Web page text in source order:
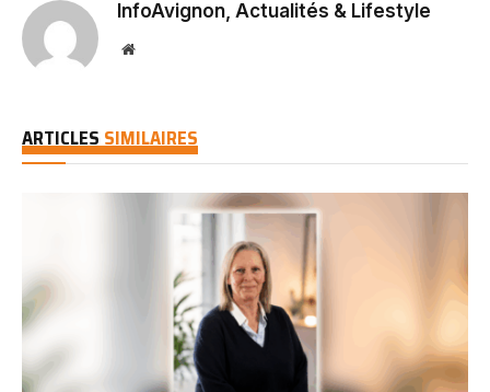
InfoAvignon, Actualités & Lifestyle
Website
ARTICLES SIMILAIRES